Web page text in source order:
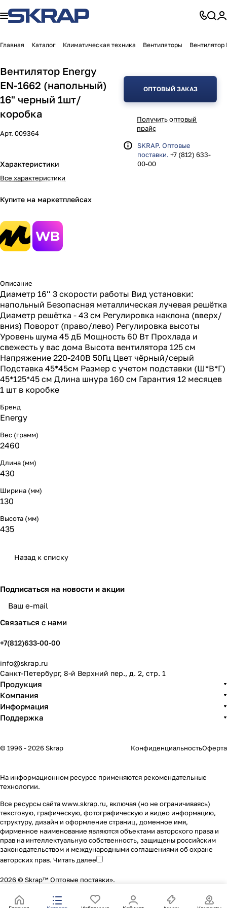
Главная Каталог Климатическая техника Вентиляторы
Вентилятор Energy
EN-1662 (напольный)
16" черный 1шт/
коробка
Арт. 009364
Характеристики
Все характеристики
Купите на маркетплейсах
ОПТОВЫЙ ЗАКАЗ
Получить оптовый
прайс
SKRAP. Оптовые
поставки. +7 (812) 633-
00-00
Описание
Диаметр 16'' 3 скорости работы Вид установки:
напольный Безопасная металлическая лучевая решётка
Диаметр решётка - 43 см Регулировка наклона (вверх/
вниз) Поворот (право/лево) Регулировка высоты
Уровень шума 45 дБ Мощность 60 Вт Прохлада и
свежесть у вас дома Высота вентилятора 125 см
Напряжение 220-240В 50Гц Цвет чёрный/серый
Подставка 45*45см Размер с учетом подставки (Ш*В*Г)
45*125*45 см Длина шнура 160 см Гарантия 12 месяцев
1 шт в коробке
Бренд
Energy
Вес (грамм)
2460
Длина (мм)
430
Ширина (мм)
130
Высота (мм)
435
Назад к списку
Подписаться на новости и акции
Связаться с нами
+7(812)633-00-00
info@skrap.ru
Санкт-Петербург, 8-й Верхний пер., д. 2, стр. 1
Продукция
Компания
Информация
Поддержка
© 1996 - 2026 Skrap КонфиденциальностьОферта
На информационном ресурсе применяются рекомендательные
технологии.
Все ресурсы сайта www.skrap.ru, включая (но не ограничиваясь)
текстовую, графическую, фотографическую и видео информацию,
структуру, дизайн и оформление страниц, доменное имя,
фирменное наименование являются объектами авторского права и
прав на интеллектуальную собственность, защищены российским
законодательством и международными соглашениями об охране
авторских прав. Читать далее
2026 © Skrap™ Оптовые поставки».